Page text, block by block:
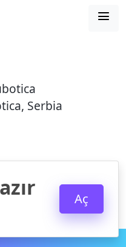

Serbia
Aç